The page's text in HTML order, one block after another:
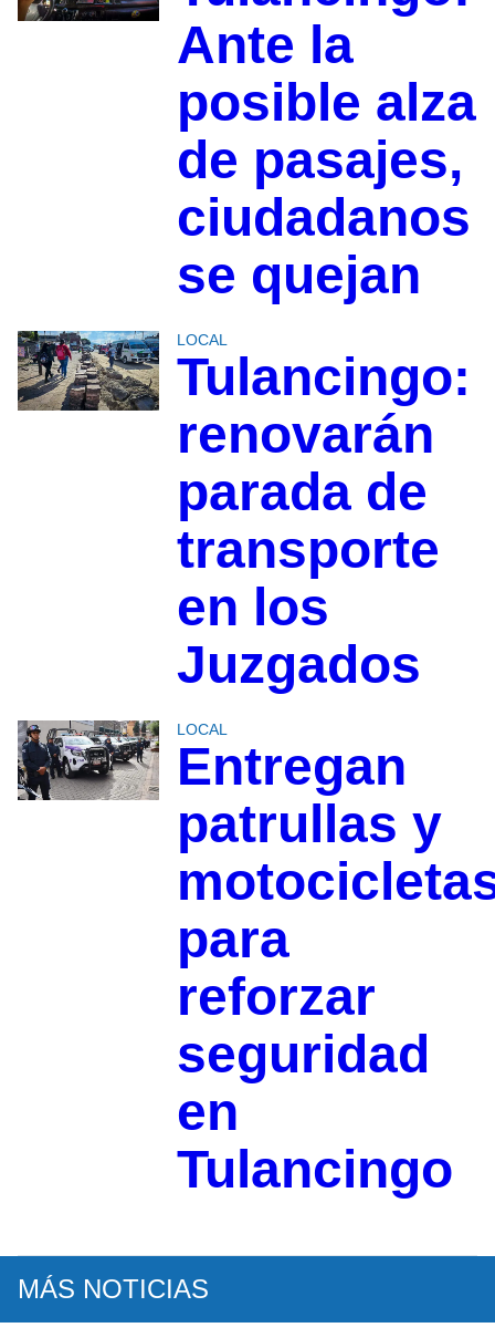
Ante la
posible alza
de pasajes,
ciudadanos
se quejan
LOCAL
Tulancingo:
renovarán
parada de
transporte
en los
Juzgados
LOCAL
Entregan
patrullas y
para
reforzar
seguridad
en
Tulancingo
MÁS NOTICIAS